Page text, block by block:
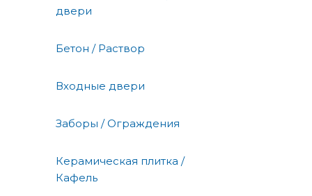
двери
Бетон / Раствор
Входные двери
Заборы / Ограждения
Керамическая плитка /
Кафель